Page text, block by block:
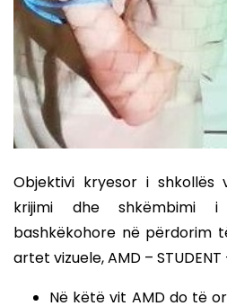
Objektivi kryesor i shkollës
krijimi dhe shkëmbimi
bashkëkohore në përdorim
artet vizuele, AMD – STUDENT
Në këtë vit AMD do të